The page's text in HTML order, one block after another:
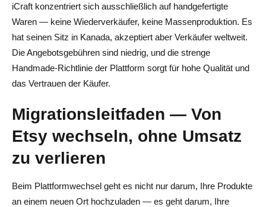
iCraft konzentriert sich ausschließlich auf handgefertigte
Waren — keine Wiederverkäufer, keine Massenproduktion. Es
hat seinen Sitz in Kanada, akzeptiert aber Verkäufer weltweit.
Die Angebotsgebühren sind niedrig, und die strenge
Handmade-Richtlinie der Plattform sorgt für hohe Qualität und
das Vertrauen der Käufer.
Migrationsleitfaden — Von
Etsy wechseln, ohne Umsatz
zu verlieren
Beim Plattformwechsel geht es nicht nur darum, Ihre Produkte
an einem neuen Ort hochzuladen — es geht darum, Ihre